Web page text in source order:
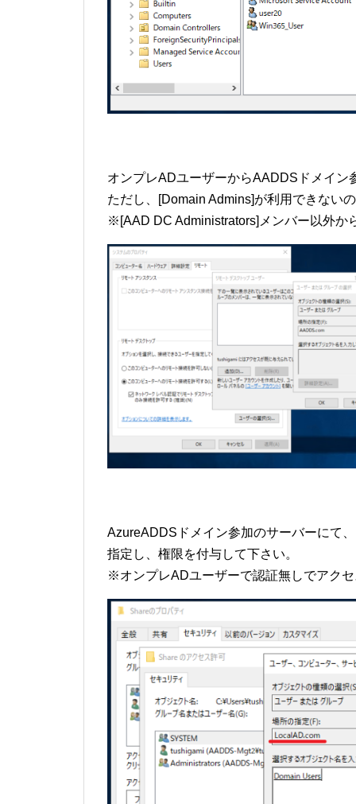
オンプレADユーザーからAADDSドメイン
ただし、[Domain Admins]が利用できない
※[AAD DC Administrators]メンバー以外か
AzureADDSドメイン参加のサーバーにて
指定し、権限を付与して下さい。
※オンプレADユーザーで認証無しでアク